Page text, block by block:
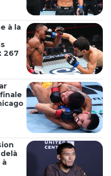
à la
267
à